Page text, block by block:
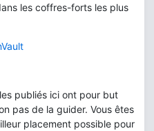
les coffres-forts les plus
publiés ici ont pour but
pas de la guider. Vous êtes
placement possible pour